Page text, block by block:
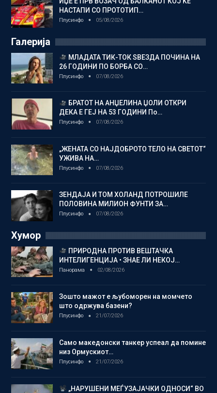
НАСТАПИ СО ПРОТОТИП…
Плусинфо 05/08/2026
Галерија
МЛАДАТА ТИК-ТОК ЅВЕЗДА ПОЧИНА НА
26 ГОДИНИ ПО БОРБА СО…
Плусинфо 07/08/2026
БРАТОТ НА АНЏЕЛИНА ЏОЛИ ОТКРИ
ДЕКА Е ГЕЈ НА 53 ГОДИНИ По…
Плусинфо 07/08/2026
„ЖЕНАТА СО НАЈДОБРОТО ТЕЛО НА СВЕТОТ“
УЖИВА НА…
Плусинфо 07/08/2026
ЗЕНДАЈА И ТОМ ХОЛАНД ПОТРОШИЛЕ
ПОЛОВИНА МИЛИОН ФУНТИ ЗА…
Плусинфо 07/08/2026
Хумор
ПРИРОДНА ПРОТИВ ВЕШТАЧКА
ИНТЕЛИГЕНЦИЈА • ЗНАЕ ЛИ НЕКОЈ…
Панорама 02/08/2026
Зошто мажот е љубоморен на момчето
што одржува базени?
Плусинфо 21/07/2026
Само македонски танкер успеал да помине
низ Ормускиот…
Плусинфо 21/07/2026
„НАРУШЕНИ МЕЃУЗАЈАЧКИ ОДНОСИ“ ВО